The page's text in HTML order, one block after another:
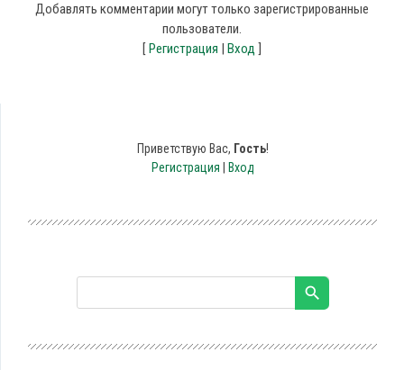
Добавлять комментарии могут только зарегистрированные
пользователи.
[Регистрация | Вход ]
Приветствую Вас, Гость!
Регистрация
Вход